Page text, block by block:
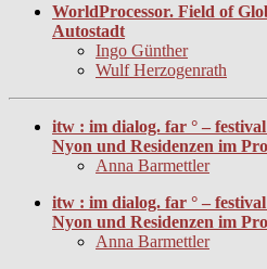
WorldProcessor. Field of
Autostadt
Ingo Günther
Wulf Herzogenrath
itw : im dialog. far ° –
Nyon und Residenzen im
Anna Barmettler
itw : im dialog. far ° –
Nyon und Residenzen im
Anna Barmettler